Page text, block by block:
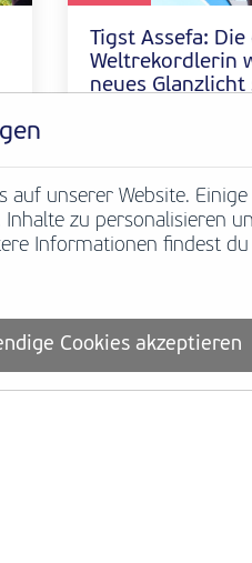
Tigst Assefa:
Weltrekordlerin
neues Glanzlicht
auf unserer Website.
Inhalte zu personalisieren
Informationen findest
Cookies akzeptieren